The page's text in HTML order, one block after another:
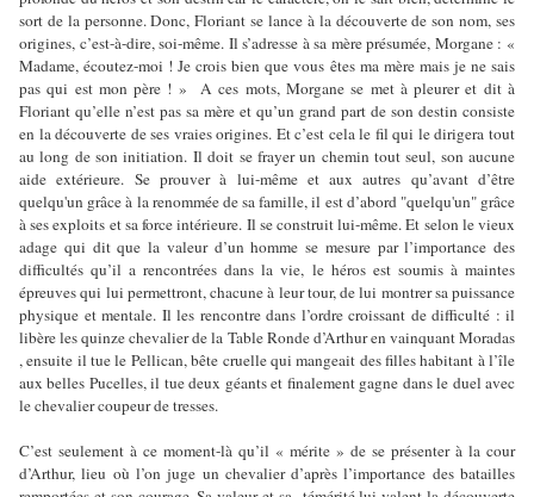
sort de la personne. Donc, Floriant se lance à la découverte de son nom, ses
origines, c’est-à-dire, soi-même. Il s’adresse à sa mère présumée, Morgane : «
Madame, écoutez-moi ! Je crois bien que vous êtes ma mère mais je ne sais
pas qui est mon père ! » A ces mots, Morgane se met à pleurer et dit à
Floriant qu’elle n’est pas sa mère et qu’un grand part de son destin consiste
en la découverte de ses vraies origines. Et c’est cela le fil qui le dirigera tout
au long de son initiation. Il doit se frayer un chemin tout seul, son aucune
aide extérieure. Se prouver à lui-même et aux autres qu’avant d’être
quelqu'un grâce à la renommée de sa famille, il est d’abord "quelqu'un" grâce
à ses exploits et sa force intérieure. Il se construit lui-même. Et selon le vieux
adage qui dit que la valeur d’un homme se mesure par l’importance des
difficultés qu’il a rencontrées dans la vie, le héros est soumis à maintes
épreuves qui lui permettront, chacune à leur tour, de lui montrer sa puissance
physique et mentale. Il les rencontre dans l’ordre croissant de difficulté : il
libère les quinze chevalier de la Table Ronde d’Arthur en vainquant Moradas
, ensuite il tue le Pellican, bête cruelle qui mangeait des filles habitant à l’île
aux belles Pucelles, il tue deux géants et finalement gagne dans le duel avec
le chevalier coupeur de tresses.
C’est seulement à ce moment-là qu’il « mérite » de se présenter à la cour
d’Arthur, lieu où l’on juge un chevalier d’après l’importance des batailles